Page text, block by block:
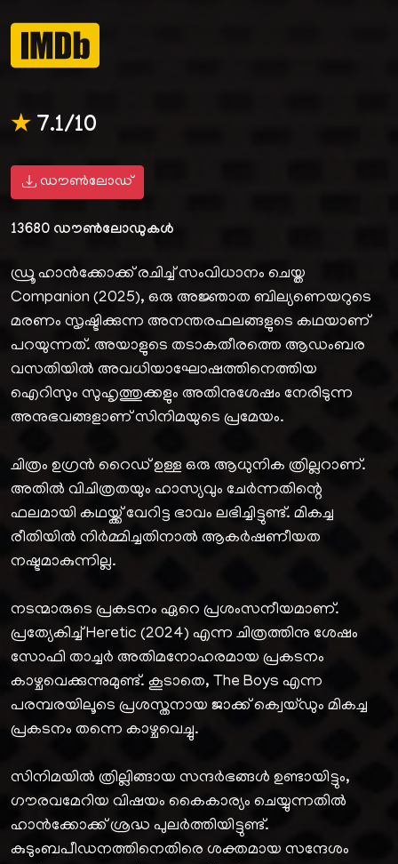
★7.1/10
ഡൗൺലോഡ്
13680 ഡൗൺലോഡുകൾ
ഡ്രൂ ഹാൻക്കോക്ക് രചിച്ച് സംവിധാനം ചെയ്ത
Companion (2025), ഒരു അജ്ഞാത ബില്യണെയറുടെ
മരണം സൃഷ്ടിക്കുന്ന അനന്തരഫലങ്ങളുടെ കഥയാണ്
പറയുന്നത്. അയാളുടെ തടാകതീരത്തെ ആഡംബര
വസതിയിൽ അവധിയാഘോഷത്തിനെത്തിയ
ഐറിസും സുഹൃത്തുക്കളും അതിനുശേഷം നേരിടുന്ന
അനുഭവങ്ങളാണ് സിനിമയുടെ പ്രമേയം.
ചിത്രം ഉഗ്രൻ റൈഡ് ഉള്ള ഒരു ആധുനിക ത്രില്ലറാണ്.
അതിൽ വിചിത്രതയും ഹാസ്യവും ചേര്‍ന്നതിന്റെ
ഫലമായി കഥയ്ക്ക് വേറിട്ട ഭാവം ലഭിച്ചിട്ടുണ്ട്. മികച്ച
രീതിയിൽ നിർമ്മിച്ചതിനാൽ ആകർഷണീയത
നഷ്ടമാകുന്നില്ല.
നടന്മാരുടെ പ്രകടനം ഏറെ പ്രശംസനീയമാണ്.
പ്രത്യേകിച്ച് Heretic (2024) എന്ന ചിത്രത്തിനു ശേഷം
സോഫി താച്ചർ അതിമനോഹരമായ പ്രകടനം
കാഴ്ചവെക്കുന്നുമുണ്ട്. കൂടാതെ, The Boys എന്ന
പരമ്പരയിലൂടെ പ്രശസ്തനായ ജാക്ക് ക്വെയ്‌ഡും മികച്ച
പ്രകടനം തന്നെ കാഴ്ചവെച്ചു.
സിനിമയിൽ ത്രില്ലിങ്ങായ സന്ദർഭങ്ങൾ ഉണ്ടായിട്ടും,
ഗൗരവമേറിയ വിഷയം കൈകാര്യം ചെയ്യുന്നതിൽ
ഹാൻക്കോക്ക് ശ്രദ്ധ പുലർത്തിയിട്ടുണ്ട്.
കുടുംബപീഡനത്തിനെതിരെ ശക്തമായ സന്ദേശം